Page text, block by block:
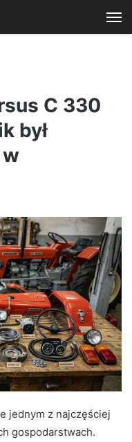
C 330
był
jednym z najczęściej
gospodarstwach.